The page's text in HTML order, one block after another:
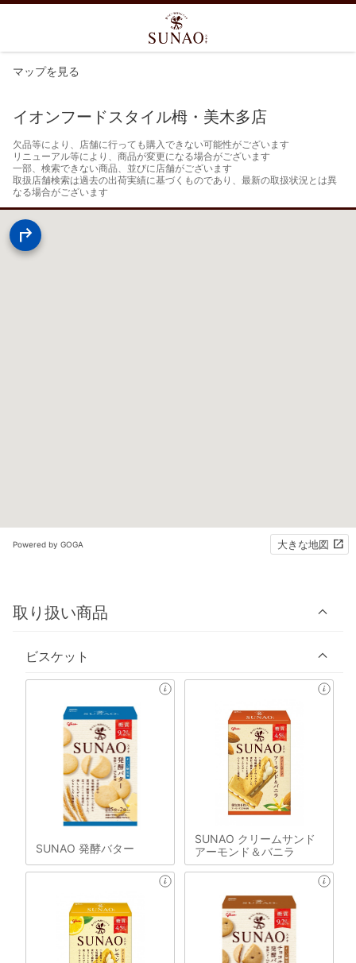
マップを見る
イオンフードスタイル栂・美木多店
欠品等により、店舗に行っても購入できない可能性がございます
リニューアル等により、商品が変更になる場合がございます
一部、検索できない商品、並びに店舗がございます
取扱店舗検索は過去の出荷実績に基づくものであり、最新の取扱状況とは異
なる場合がございます
Powered by GOGA 大きな地図
取り扱い商品
ビスケット
SUNAO 発酵バター
SUNAO クリームサンド
アーモンド＆バニラ